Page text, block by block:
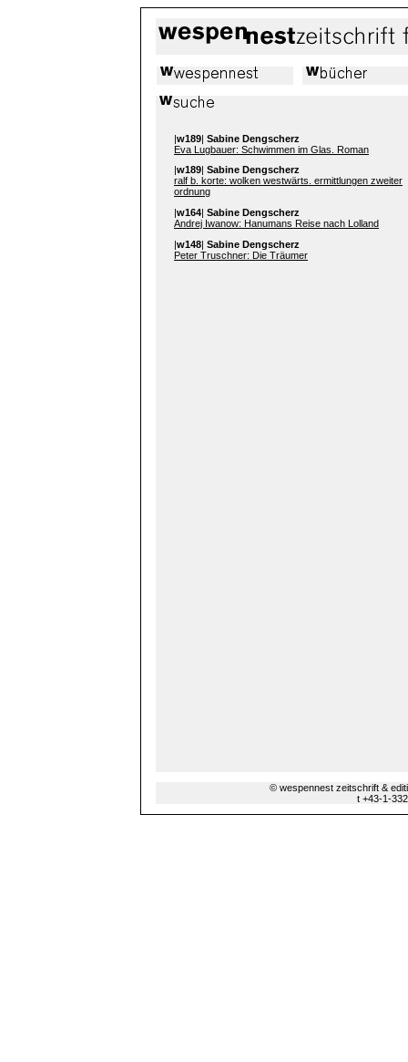
|w189| Sabine Dengscherz
Eva Lugbauer: Schwimmen im Glas. Roman
w189 Sabine Dengscherz
ralf b. korte: wolken westwärts. ermittlungen zweiter
ordnung
|w164| Sabine Dengscherz
Andrej Iwanow: Hanumans Reise nach Lolland
|w148| Sabine Dengscherz
Peter Truschner: Die Träumer
© wespennest zeitschrift &
t +43-1-